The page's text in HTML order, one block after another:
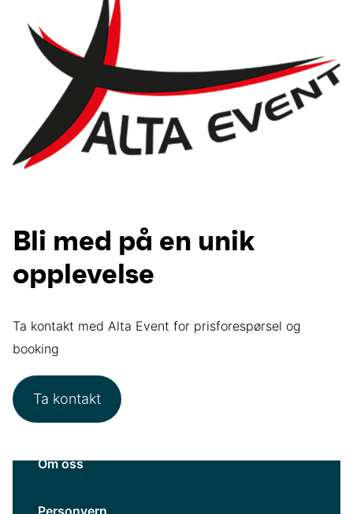
Bli med på en unik
opplevelse
Ta kontakt med Alta Event for prisforespørsel og
booking
Ta kontakt
Om oss
Personvern